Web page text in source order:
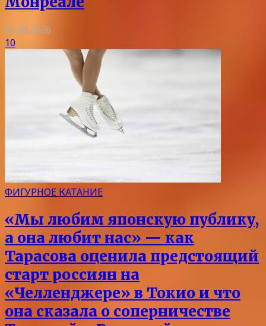
06.08.2026
10
ФИГУРНОЕ КАТАНИЕ
«Мы любим японскую публику,
а она любит нас» — как
Тарасова оценила предстоящий
старт россиян на
«Челленджере» в Токио и что
она сказала о соперничестве